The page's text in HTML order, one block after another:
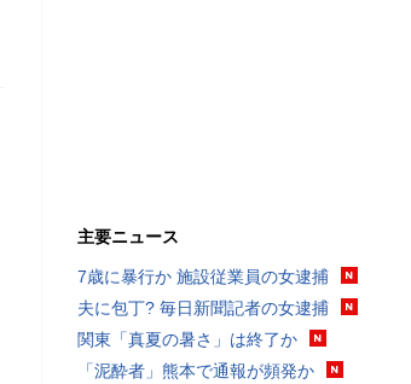
主要ニュース
7歳に暴行か 施設従業員の女逮捕
夫に包丁? 毎日新聞記者の女逮捕
関東「真夏の暑さ」は終了か
「泥酔者」熊本で通報が頻発か